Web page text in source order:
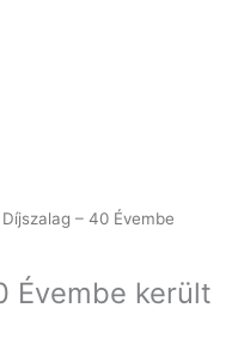
– 40 Évembe
Évembe került